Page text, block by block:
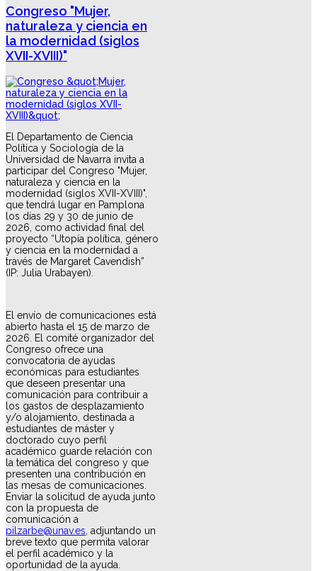
Congreso "Mujer,
naturaleza y ciencia en
la modernidad (siglos
XVII-XVIII)"
El Departamento de Ciencia
Política y Sociología de la
Universidad de Navarra invita a
participar del Congreso "Mujer,
naturaleza y ciencia en la
modernidad (siglos XVII-XVIII)",
que tendrá lugar en Pamplona
los días 29 y 30 de junio de
2026, como actividad final del
proyecto “Utopía política, género
y ciencia en la modernidad a
través de Margaret Cavendish”
(IP: Julia Urabayen).
El envío de comunicaciones está
abierto hasta el 15 de marzo de
2026. El comité organizador del
Congreso ofrece una
convocatoria de ayudas
económicas para estudiantes
que deseen presentar una
comunicación para contribuir a
los gastos de desplazamiento
y/o alojamiento, destinada a
estudiantes de máster y
doctorado cuyo perfil
académico guarde relación con
la temática del congreso y que
presenten una contribución en
las mesas de comunicaciones.
Enviar la solicitud de ayuda junto
con la propuesta de
comunicación a
pilzarbe@unav.es , adjuntando un
breve texto que permita valorar
el perfil académico y la
oportunidad de la ayuda.